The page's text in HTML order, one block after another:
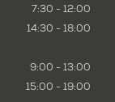
7:30 - 12:00
14:30 - 18:00
9:00 - 13:00
15:00 - 19:00